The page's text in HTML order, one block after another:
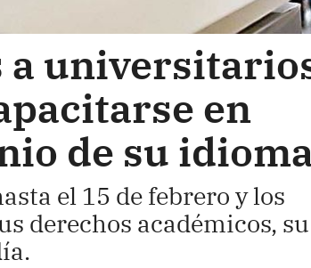
a
en
de su
el 15 de febrero y los
derechos académicos, su